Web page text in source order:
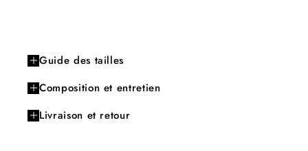
Guide des tailles
Composition et entretien
Livraison et retour